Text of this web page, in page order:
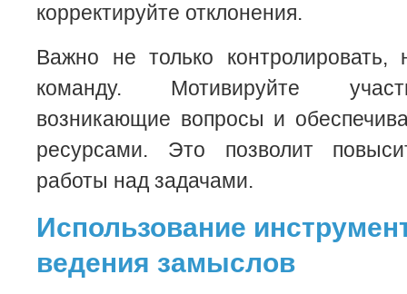
корректируйте отклонения.
Важно не только контролировать,
команду. Мотивируйте
возникающие вопросы и
ресурсами. Это позволит
работы над задачами.
Использование
ведения замыслов